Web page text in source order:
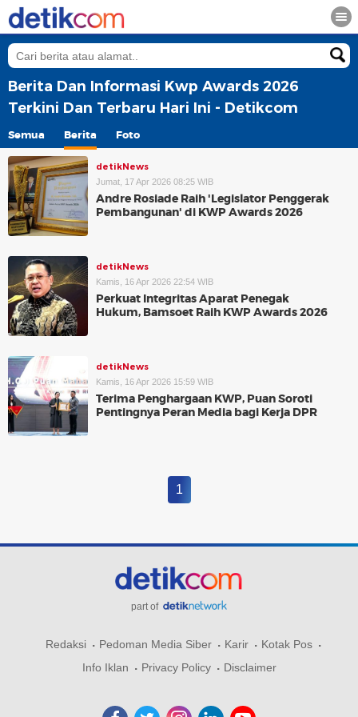
Berita Dan Informasi Kwp Awards 2026
Terkini Dan Terbaru Hari Ini - Detikcom
Semua Berita Foto
detikNews
Jumat, 17 Apr 2026 08:25 WIB
Andre Rosiade Raih 'Legislator Penggerak
Pembangunan' di KWP Awards 2026
detikNews
Kamis, 16 Apr 2026 22:54 WIB
Perkuat Integritas Aparat Penegak
Hukum, Bamsoet Raih KWP Awards 2026
detikNews
Kamis, 16 Apr 2026 15:59 WIB
Terima Penghargaan KWP, Puan Soroti
Pentingnya Peran Media bagi Kerja DPR
1
part of
Redaksi Pedoman Media Siber Karir
Kotak Pos
Info Iklan
Privacy Policy Disclaimer